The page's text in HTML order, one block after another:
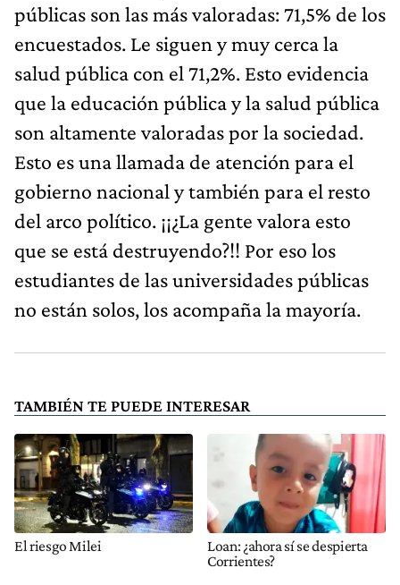
públicas son las más valoradas: 71,5% de los
encuestados. Le siguen y muy cerca la
salud pública con el 71,2%. Esto evidencia
que la educación pública y la salud pública
son altamente valoradas por la sociedad.
Esto es una llamada de atención para el
gobierno nacional y también para el resto
del arco político. ¡¡¿La gente valora esto
que se está destruyendo?!! Por eso los
estudiantes de las universidades públicas
no están solos, los acompaña la mayoría.
TAMBIÉN TE PUEDE INTERESAR
El riesgo Milei
Loan: ¿ahora sí se despierta
Corrientes?